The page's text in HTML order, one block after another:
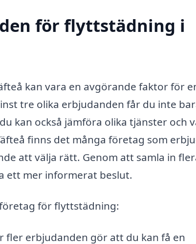
för flyttstädning i
kan vara en avgörande faktor för
tre olika erbjudanden får du inte
kan också jämföra olika tjänster och
finns det många företag som
att välja rätt. Genom att samla in
ett mer informerat beslut.
för flyttstädning:
fler erbjudanden gör att du kan få en